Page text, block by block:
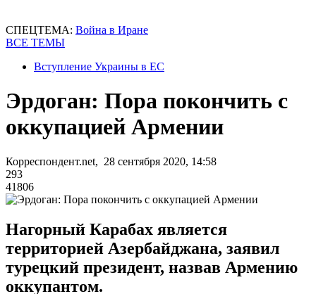
СПЕЦТЕМА: Война в Иране
ВСЕ ТЕМЫ
Вступление Украины в ЕС
Эрдоган: Пора покончить с
оккупацией Армении
Корреспондент.net, 28 сентября 2020, 14:58
293
41806
Нагорный Карабах является
территорией Азербайджана, заявил
турецкий президент, назвав Армению
оккупантом.